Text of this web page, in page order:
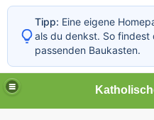
Tipp: Eine eigene
als du denkst. So findest
passenden Baukasten.